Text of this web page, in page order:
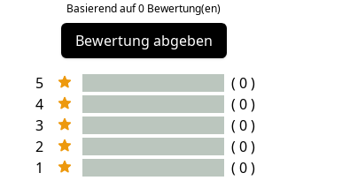
Basierend auf 0 Bewertung(en)
Bewertung abgeben
5
( 0 )
4
( 0 )
3
( 0 )
2
( 0 )
1
( 0 )